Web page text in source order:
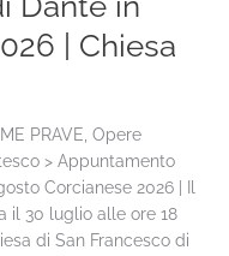
| Chiesa
PRAVE, Opere
> Appuntamento
Corcianese 2026 | Il
il 30 luglio alle ore 18
di San Francesco di